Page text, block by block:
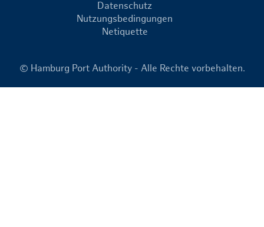
Datenschutz
Nutzungsbedingungen
Netiquette
© Hamburg Port Authority - Alle Rechte vorbehalten.